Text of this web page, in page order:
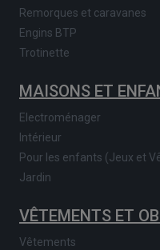
Remorques et caravanes
Engins BTP
Trotinette
MAISONS ET
Electroménager
Intérieur
Pour les enfants (Jeux et
Jardin
VÊTEMENTS ET
Vêtements